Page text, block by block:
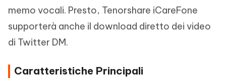
memo vocali. Presto, Tenorshare iCareFone
supporterà anche il download diretto dei video
di Twitter DM.
Caratteristiche Principali